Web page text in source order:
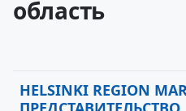
область
HELSINKI REGION